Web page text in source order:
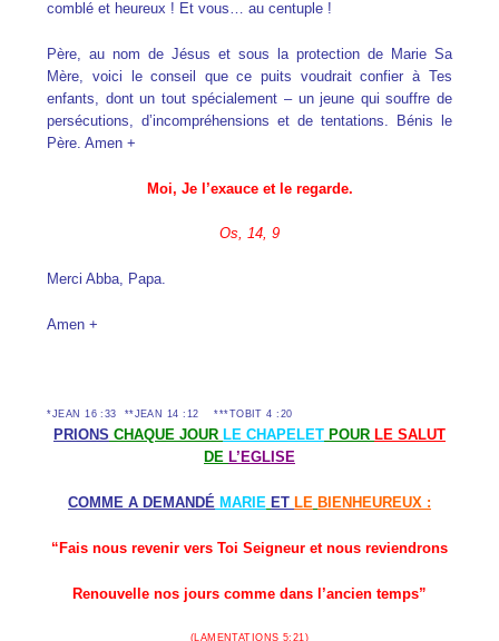
comblé et heureux ! Et vous… au centuple !
Père, au nom de Jésus et sous la protection de Marie Sa
Mère, voici le conseil que ce puits voudrait confier à Tes
enfants, dont un tout spécialement – un jeune qui souffre de
persécutions, d’incompréhensions et de tentations. Bénis le
Père. Amen +
Moi, Je l’exauce et le regarde.
Os, 14, 9
Merci Abba, Papa.
Amen +
*JEAN 16 :33 **JEAN 14 :12 ***TOBIT 4 :20
PRIONS CHAQUE JOUR LE CHAPELET POUR LE SALUT
DE L’EGLISE
COMME A DEMANDÉ MARIE ET LE BIENHEUREUX :
“Fais nous revenir vers Toi Seigneur et nous reviendrons
Renouvelle nos jours comme dans l’ancien temps”
(LAMENTATIONS 5:21)